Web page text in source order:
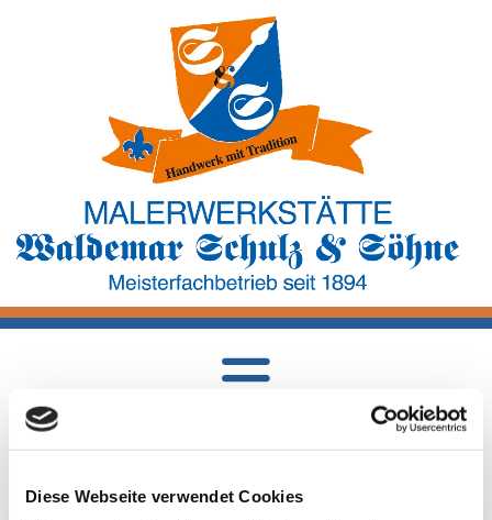
Diese Webseite verwendet Cookies
IMPRESSUM